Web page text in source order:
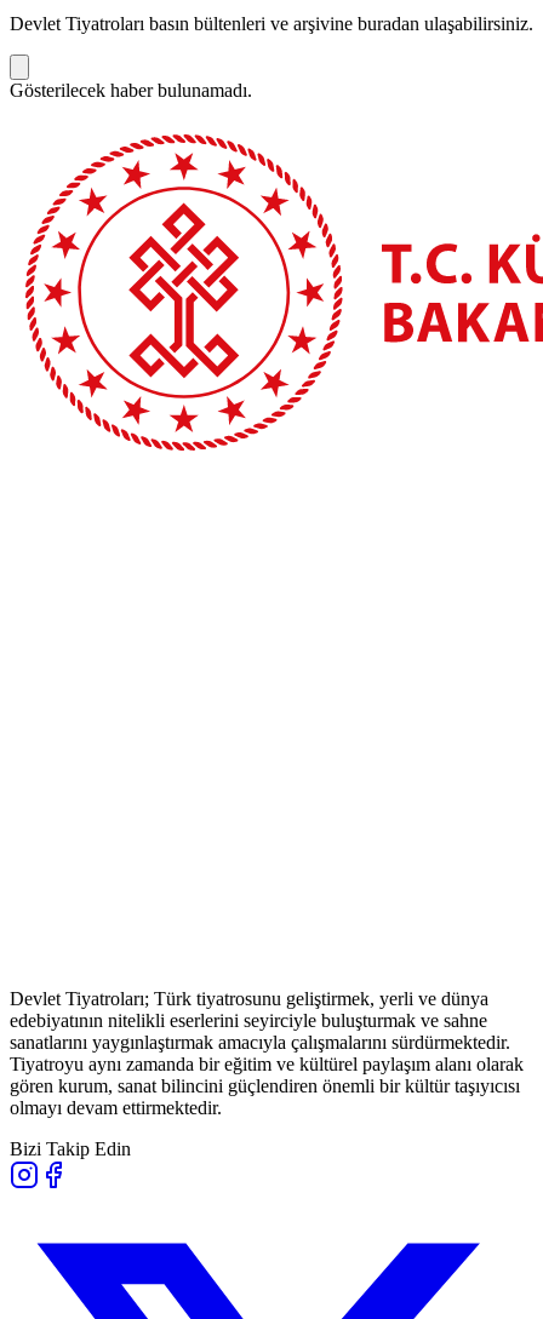
Devlet Tiyatroları basın bültenleri ve arşivine buradan ulaşabilirsiniz.
Gösterilecek haber bulunamadı.
Devlet Tiyatroları; Türk tiyatrosunu geliştirmek, yerli ve dünya
edebiyatının nitelikli eserlerini seyirciyle buluşturmak ve sahne
sanatlarını yaygınlaştırmak amacıyla çalışmalarını sürdürmektedir.
Tiyatroyu aynı zamanda bir eğitim ve kültürel paylaşım alanı olarak
gören kurum, sanat bilincini güçlendiren önemli bir kültür taşıyıcısı
olmayı devam ettirmektedir.
Bizi Takip Edin